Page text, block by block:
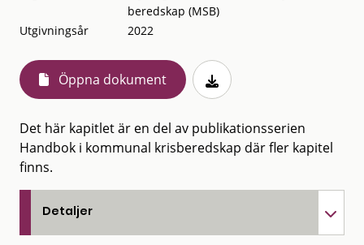
beredskap (MSB)
Utgivningsår
2022
Öppna dokument
Det här kapitlet är en del av publikationsserien
Handbok i kommunal krisberedskap där fler kapitel
finns.
Detaljer